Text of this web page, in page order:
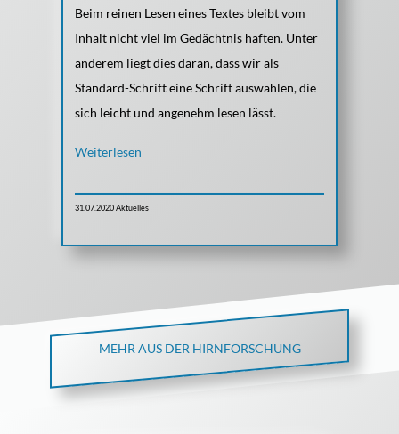
Beim reinen Lesen eines Textes bleibt vom
Inhalt nicht viel im Gedächtnis haften. Unter
anderem liegt dies daran, dass wir als
Standard-Schrift eine Schrift auswählen, die
sich leicht und angenehm lesen lässt.
Weiterlesen
31.07.2020Aktuelles
MEHR AUS DER HIRNFORSCHUNG